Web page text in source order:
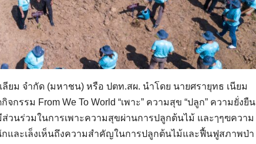
ยม จำกัด (มหาชน) หรือ ปตท.สผ. นำโดย นายศรายุทธ เนียม
รรม From We To World “เพาะ” ความสุข “ปลูก” ความยั่งยืน
วนร่วมในการเพาะความสุขผ่านการปลูกต้นไม้ และๅๆฃความ
ละเล็งเห็นถึงความสำคัญในการปลูกต้นไม้และฟื้นฟูสภาพป่า